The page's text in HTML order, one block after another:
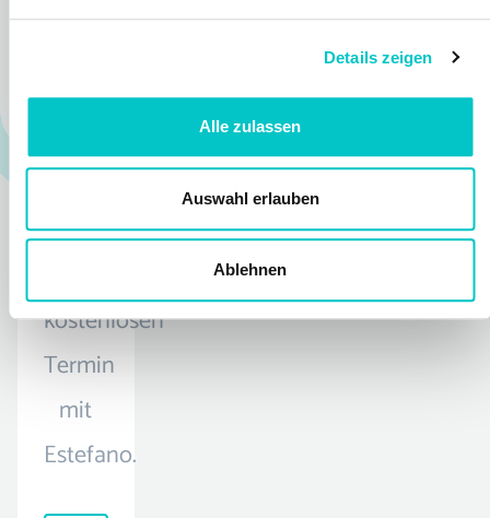
Details zeigen
Alle zulassen
Auswahl erlauben
Ablehnen
jetzt
kostenlosen
Termin
mit
Estefano.